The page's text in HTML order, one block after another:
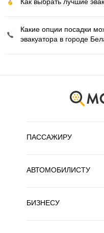
Какие опции посадки
эвакуатора в городе
ПАССАЖИРУ
АВТОМОБИЛИСТУ
БИЗНЕСУ